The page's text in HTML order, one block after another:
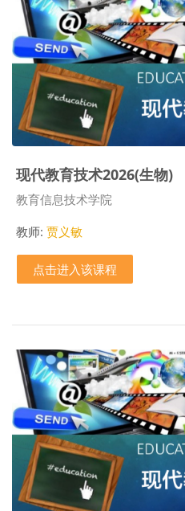
现代教育技术2026(生物)
课程类别
教育信息技术学院
教师: 贾义敏
点击进入该课程